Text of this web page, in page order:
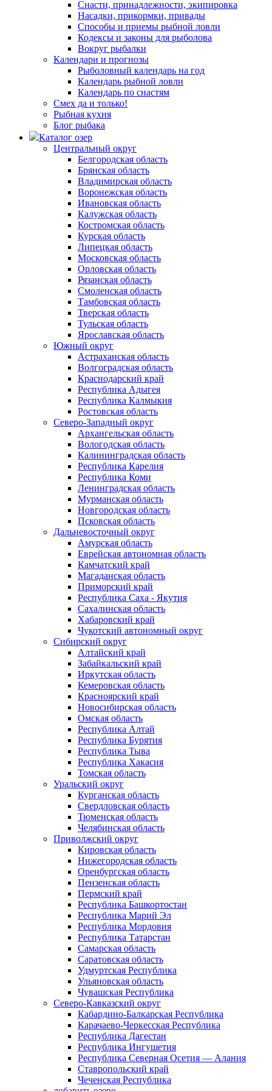
Снасти, принадлежности, экипировка
Насадки, прикормки, привады
Способы и приемы рыбной ловли
Кодексы и законы для рыболова
Вокруг рыбалки
Календари и прогнозы
Рыболовный календарь на год
Календарь рыбной ловли
Календарь по снастям
Смех да и только!
Рыбная кухня
Блог рыбака
Каталог озер
Центральный округ
Белгородская область
Брянская область
Владимирская область
Воронежская область
Ивановская область
Калужская область
Костромская область
Курская область
Липецкая область
Московская область
Орловская область
Рязанская область
Смоленская область
Тамбовская область
Тверская область
Тульская область
Ярославская область
Южный округ
Астраханская область
Волгоградская область
Краснодарский край
Республика Адыгея
Республика Калмыкия
Ростовская область
Северо-Западный округ
Архангельская область
Вологодская область
Калининградская область
Республика Карелия
Республика Коми
Ленинградская область
Мурманская область
Новгородская область
Псковская область
Дальневосточный округ
Амурская область
Еврейская автономная область
Камчатский край
Магаданская область
Приморский край
Республика Саха - Якутия
Сахалинская область
Хабаровский край
Чукотский автономный округ
Сибирский округ
Алтайский край
Забайкальский край
Иркутская область
Кемеровская область
Красноярский край
Новосибирская область
Омская область
Республика Алтай
Республика Бурятия
Республика Тыва
Республика Хакасия
Томская область
Уральский округ
Курганская область
Свердловская область
Тюменская область
Челябинская область
Приволжский округ
Кировская область
Нижегородская область
Оренбургская область
Пензенская область
Пермский край
Республика Башкортостан
Республика Марий Эл
Республика Мордовия
Республика Татарстан
Самарская область
Саратовская область
Удмуртская Республика
Ульяновская область
Чувашская Республика
Северо-Кавказский округ
Кабардино-Балкарская Республика
Карачаево-Черкесская Республика
Республика Дагестан
Республика Ингушетия
Республика Северная Осетия — Алания
Ставропольский край
Чеченская Республика